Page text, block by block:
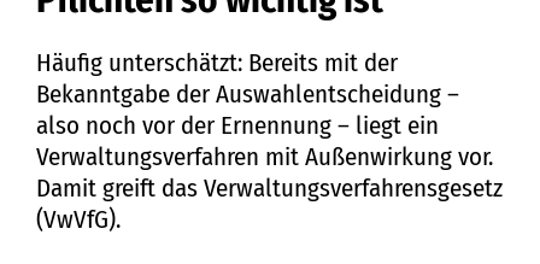
Häufig unterschätzt: Bereits mit der
Bekanntgabe der Auswahlentscheidung –
also noch vor der Ernennung – liegt ein
Verwaltungsverfahren mit Außenwirkung vor.
Damit greift das Verwaltungsverfahrensgesetz
(VwVfG).